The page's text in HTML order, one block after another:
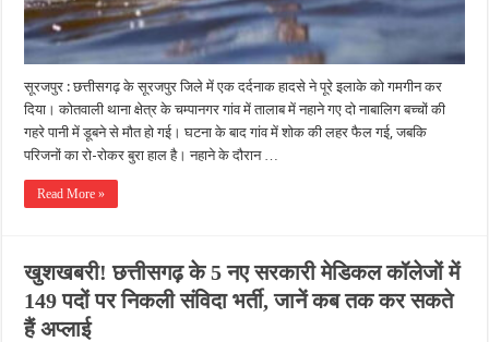
सूरजपुर : छत्तीसगढ़ के सूरजपुर जिले में एक दर्दनाक हादसे ने पूरे इलाके को गमगीन कर
दिया। कोतवाली थाना क्षेत्र के चम्पानगर गांव में तालाब में नहाने गए दो नाबालिग बच्चों की
गहरे पानी में डूबने से मौत हो गई। घटना के बाद गांव में शोक की लहर फैल गई, जबकि
परिजनों का रो-रोकर बुरा हाल है। नहाने के दौरान …
Read More »
खुशखबरी! छत्तीसगढ़ के 5 नए सरकारी मेडिकल कॉलेजों में
149 पदों पर निकली संविदा भर्ती, जानें कब तक कर सकते
हैं अप्लाई